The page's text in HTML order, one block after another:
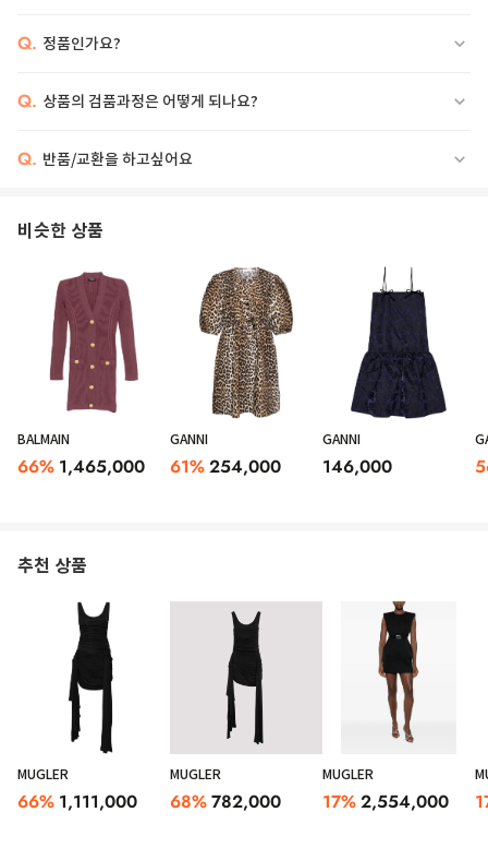
FEATURING: VELVET FABRIC FITTED DESIGN STRAPLESS NECKLINE SATIN
Q. 정품인가요?
Q. 상품의 검품과정은 어떻게 되나요?
Q. 반품/교환을 하고싶어요
비슷한 상품
BALMAIN
66% 1,465,000
GANNI
61%254,000
GANNI
146,000
추천 상품
MUGLER
66% 1,111,000
MUGLER
68%782,000
MUGLER
17%2,554,000